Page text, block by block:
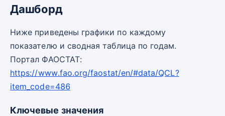
Дашборд
Ниже приведены графики по каждому
показателю и сводная таблица по годам.
Портал ФАОСТАТ:
https://www.fao.org/faostat/en/#data/QCL?
item_code=486
Ключевые значения